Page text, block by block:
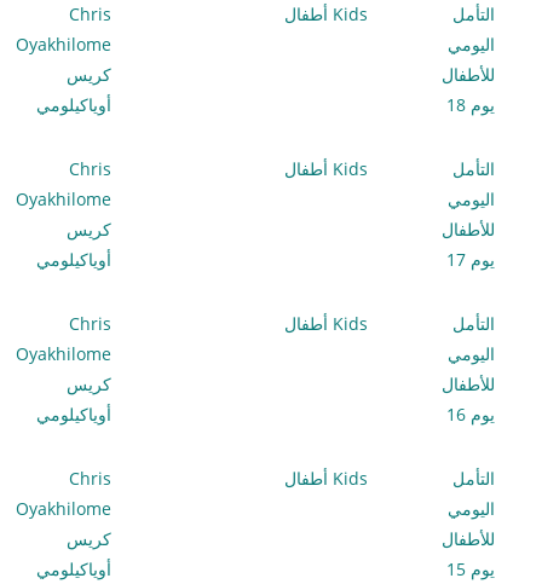
التأمل
اليومي
للأطفال
يوم 18
Kids أطفال
Chris
Oyakhilome
كريس
أوياكيلومي
التأمل
اليومي
للأطفال
يوم 17
Kids أطفال
Chris
Oyakhilome
كريس
أوياكيلومي
التأمل
اليومي
للأطفال
يوم 16
Kids أطفال
Chris
Oyakhilome
كريس
أوياكيلومي
التأمل
اليومي
للأطفال
يوم 15
Kids أطفال
Chris
Oyakhilome
كريس
أوياكيلومي